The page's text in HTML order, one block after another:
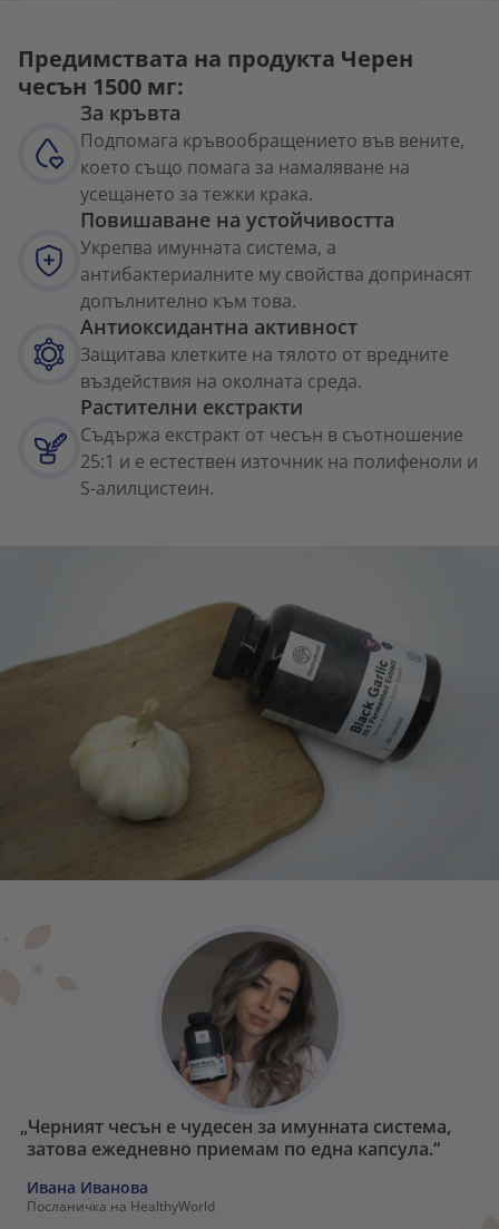
Предимствата на продукта Черен
чесън 1500 мг:
За кръвта
Подпомага кръвообращението във вените,
което също помага за намаляване на
усещането за тежки крака.
Повишаване на устойчивостта
Укрепва имунната система, а
антибактериалните му свойства допринасят
допълнително към това.
Антиоксидантна активност
Защитава клетките на тялото от вредните
въздействия на околната среда.
Растителни екстракти
Съдържа екстракт от чесън в съотношение
25:1 и е естествен източник на полифеноли и
S-алилцистеин.
„Черният чесън е чудесен за имунната система,
затова ежедневно приемам по една капсула.“
Ивана Иванова
Посланичка на HealthyWorld